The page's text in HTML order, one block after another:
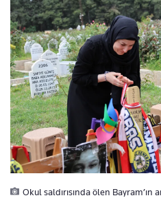
Okul saldırısında ölen Bayram’ın